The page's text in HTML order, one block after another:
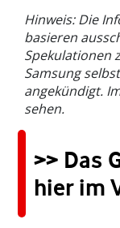
Hinweis: Die
basieren
Spekulationen
Samsung
angekündigt.
sehen.
>> Das
hier im